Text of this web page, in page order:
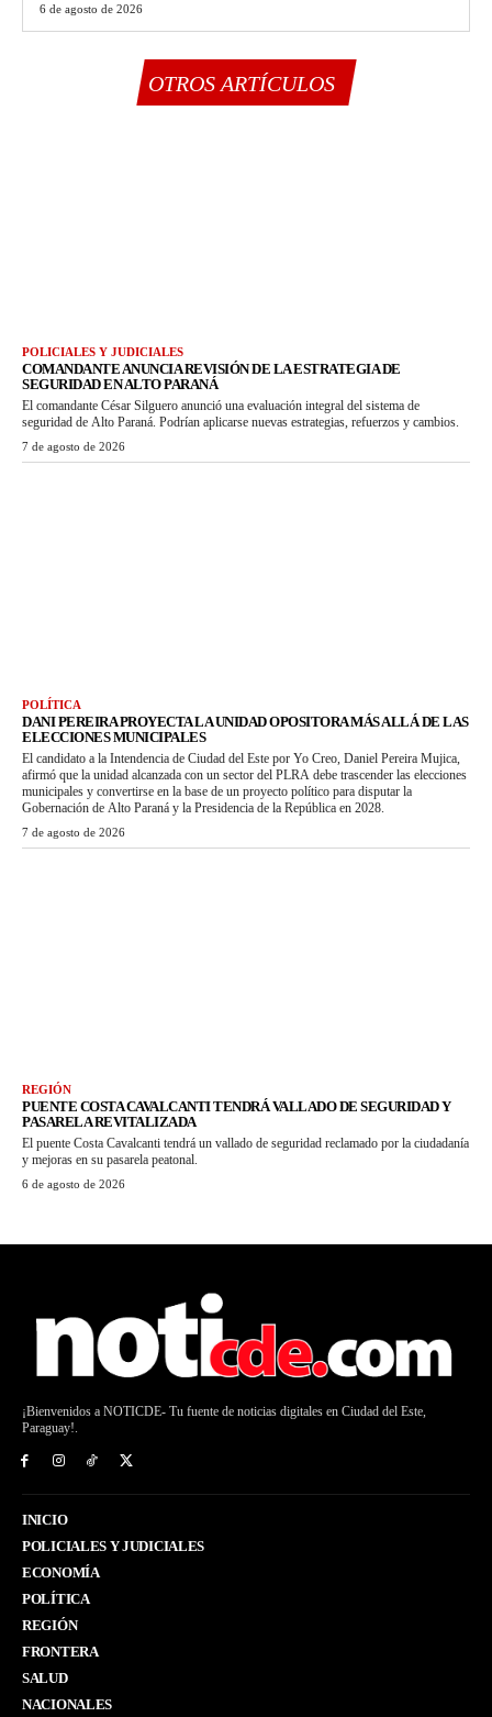
6 de agosto de 2026
OTROS ARTÍCULOS
POLICIALES Y JUDICIALES
COMANDANTE ANUNCIA REVISIÓN DE LA ESTRATEGIA DE
SEGURIDAD EN ALTO PARANÁ
El comandante César Silguero anunció una evaluación integral del sistema de
seguridad de Alto Paraná. Podrían aplicarse nuevas estrategias, refuerzos y cambios.
7 de agosto de 2026
POLÍTICA
DANI PEREIRA PROYECTA LA UNIDAD OPOSITORA MÁS ALLÁ DE LAS
ELECCIONES MUNICIPALES
El candidato a la Intendencia de Ciudad del Este por Yo Creo, Daniel Pereira Mujica,
afirmó que la unidad alcanzada con un sector del PLRA debe trascender las elecciones
municipales y convertirse en la base de un proyecto político para disputar la
Gobernación de Alto Paraná y la Presidencia de la República en 2028.
7 de agosto de 2026
REGIÓN
PUENTE COSTA CAVALCANTI TENDRÁ VALLADO DE SEGURIDAD Y
PASARELA REVITALIZADA
El puente Costa Cavalcanti tendrá un vallado de seguridad reclamado por la ciudadanía
y mejoras en su pasarela peatonal.
6 de agosto de 2026
¡Bienvenidos a NOTICDE- Tu fuente de noticias digitales en Ciudad del Este,
Paraguay!.
INICIO
POLICIALES Y JUDICIALES
ECONOMÍA
POLÍTICA
REGIÓN
FRONTERA
SALUD
NACIONALES